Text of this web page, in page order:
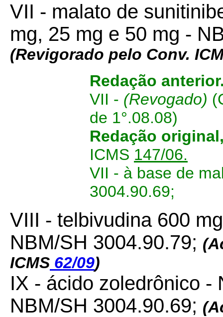
VII - malato de
mg, 25 mg e 50 mg -
(Revigorado pelo Conv.
Redação
VII - (Revogado) (
de 1°.08.08)
Redação
ICMS 147/06.
VII - à base de
3004.90.69;
VIII - telbivudina 600
NBM/SH 3004.90.79;
ICMS 62/09)
IX - ácido zoledrônico -
NBM/SH 3004.90.69;